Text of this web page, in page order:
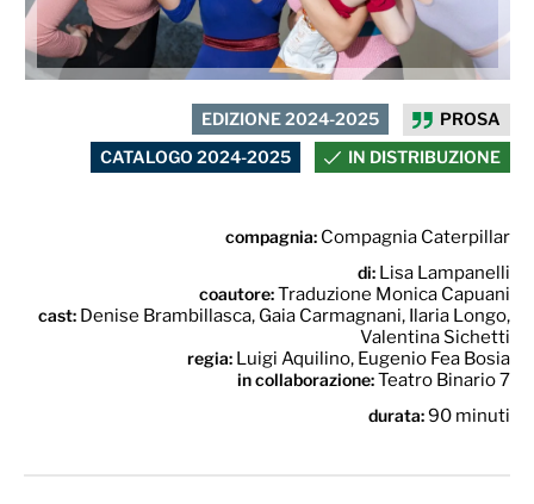
EDIZIONE 2024-2025
PROSA
CATALOGO 2024-2025
IN DISTRIBUZIONE
compagnia: Compagnia Caterpillar
di: Lisa Lampanelli
coautore:Traduzione Monica Capuani
cast: Denise Brambillasca, Gaia Carmagnani, Ilaria Longo,
Valentina Sichetti
regia: Luigi Aquilino, Eugenio Fea Bosia
in collaborazione:Teatro Binario 7
durata:90 minuti